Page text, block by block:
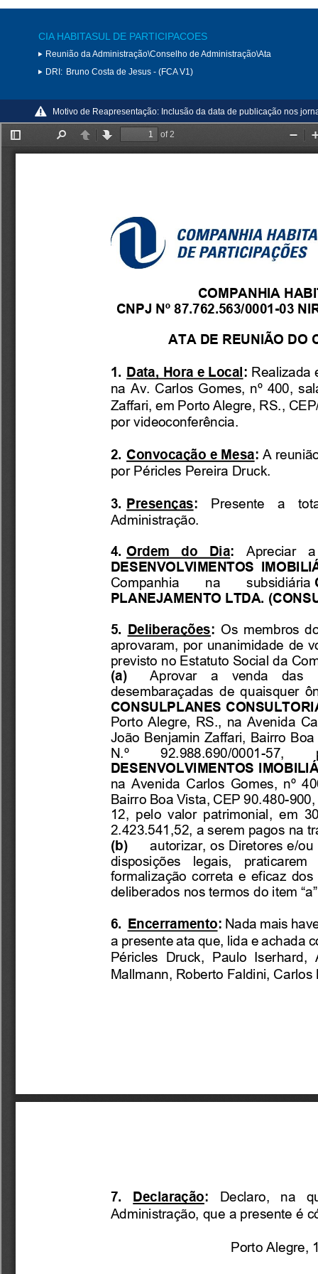
CIA HABITASUL DE PARTICIPACOES
Reunião da Administração\Conselho de Administração\Ata
DRI: Bruno Costa de Jesus - (FCA V1)
Motivo de Reapresentação: Inclusão da data de publicação nos